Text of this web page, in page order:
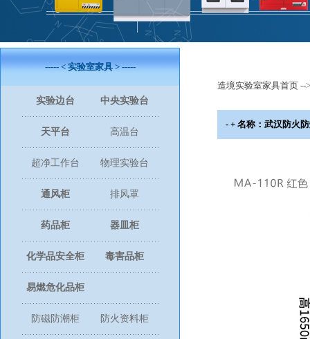
----- < 实验室家具 > -----
实验边台 中央实验台
天平台 高温台
超净工作台 物理实验台
通风柜 排风罩
药品柜 器皿柜
化学品安全柜 毒害品柜
易燃危化品柜
防磁防潮柜 防火资料柜
造境实验室家具首页 --
- + 名称：武汉防火